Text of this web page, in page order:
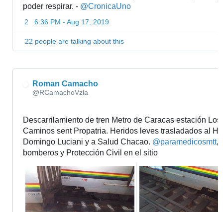
poder respirar. - @CronicaUno
2 6:36 PM - Aug 17, 2019
22 people are talking about this
Roman Camacho
@RCamachoVzla
Descarrilamiento de tren Metro de Caracas estación Los
Caminos sent Propatria. Heridos leves trasladados al
Domingo Luciani y a Salud Chacao. @paramedicosmtt,
bomberos y Protección Civil en el sitio